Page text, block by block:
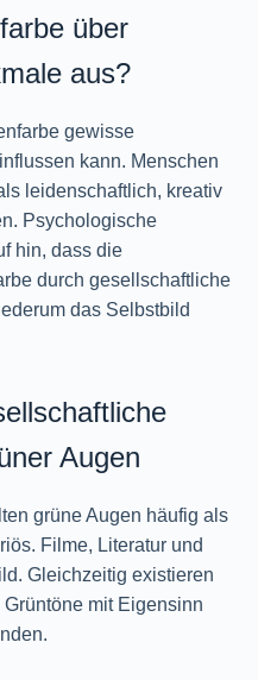
über
aus?
gewisse
kann. Menschen
leidenschaftlich, kreativ
Psychologische
hin, dass die
durch gesellschaftliche
das Selbstbild
Augen
grüne Augen häufig als
Filme, Literatur und
Gleichzeitig existieren
mit Eigensinn